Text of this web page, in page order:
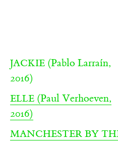
JACKIE (Pablo Larraín,
2016)
ELLE (Paul Verhoeven,
2016)
MANCHESTER BY